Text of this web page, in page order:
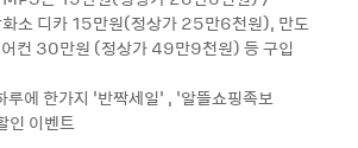
소 디카 15만원(정상가 25만6천원), 만도
어컨 30만원 (정상가 49만9천원) 등 구입
루에 한가지 ‘반짝세일’ , ‘알뜰쇼핑족보
인 이벤트